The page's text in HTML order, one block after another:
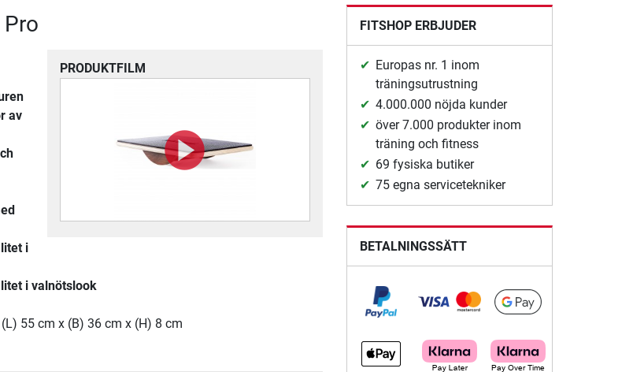
PRODUKTFILM
av
i
i valnötslook
55 cm x (B) 36 cm x (H) 8 cm
FITSHOP ERBJUDER
Europas nr. 1 inom
träningsutrustning
4.000.000 nöjda kunder
över 7.000 produkter inom
träning och fitness
69 fysiska butiker
75 egna servicetekniker
BETALNINGSSÄTT